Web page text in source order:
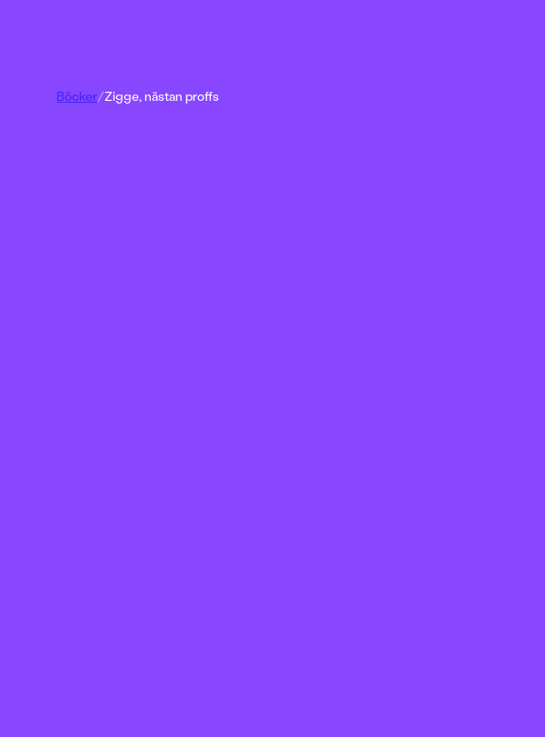
Böcker/Zigge, nästan proffs